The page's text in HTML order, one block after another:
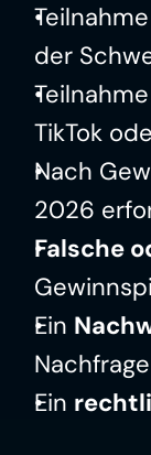
der
TikTok
Nach
2026
Falsche
Ein
Ein